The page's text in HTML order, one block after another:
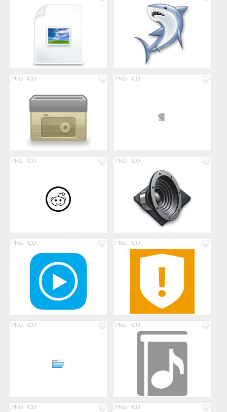
PNG ICO PNG ICO
PNG ICO PNG ICO
PNG ICO PNG ICO
PNG ICO PNG ICO
PNG ICO PNG ICO